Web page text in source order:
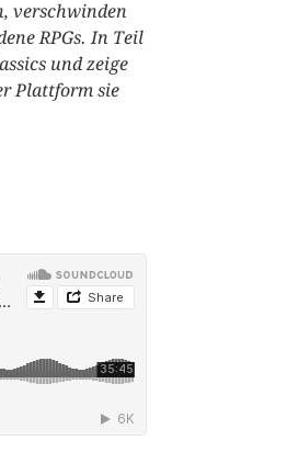
verschwinden
RPGs. In Teil
und zeige
Plattform sie